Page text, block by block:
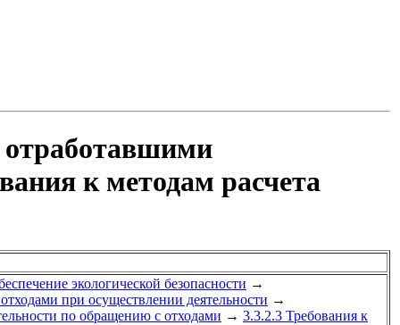
к методам расчета
экологической безопасности →
при осуществлении деятельности →
по обращению с отходами → 3.3.2.3 Требования к